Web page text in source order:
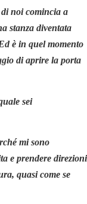
noi comincia a
stanza diventata
è in quel momento
di aprire la porta
sei
mi sono
e prendere direzioni
quasi come se